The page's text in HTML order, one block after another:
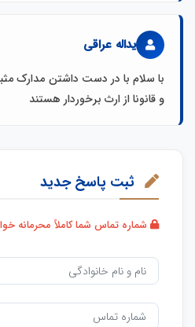
یداله عراقی
با سلام با در دست داشتن مدارک
و قانونا از ارث برخوردار هستند
ثبت پاسخ جدید
شماره تماس شما کاملاً محرمانه